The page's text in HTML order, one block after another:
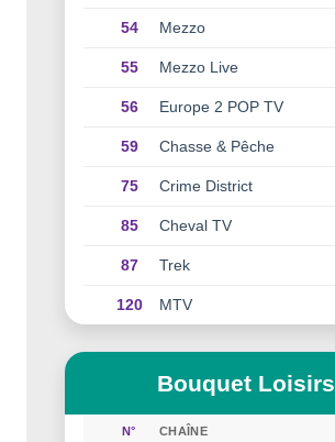
54 Mezzo
55 Mezzo Live
56 Europe 2 POP TV
59 Chasse & Pêche
75 Crime District
85 Cheval TV
87 Trek
120 MTV
Bouquet Loisirs
N° CHAÎNE